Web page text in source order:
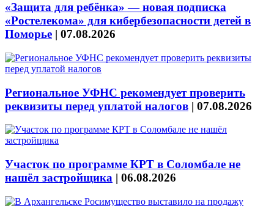
«Защита для ребёнка» — новая подписка
«Ростелекома» для кибербезопасности детей в
Поморье | 07.08.2026
Региональное УФНС рекомендует проверить
реквизиты перед уплатой налогов | 07.08.2026
Участок по программе КРТ в Соломбале не
нашёл застройщика | 06.08.2026